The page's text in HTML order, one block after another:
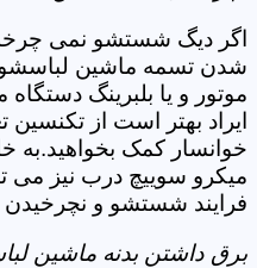
اگر دیگ شستشو نمی
شدن تسمه ماشین
موتور و یا بلبرینگ
ایراد بهتر است از تکنسین
خوانسار کمک بخواهید.به
میکرو سوییچ درب نیز می
فرایند شستشو و
برق داشتن بدنه ماشین